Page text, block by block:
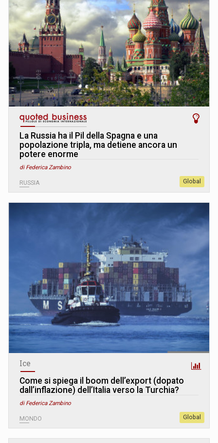
La Russia ha il Pil della Spagna e una
popolazione tripla, ma detiene ancora un
potere enorme
di Federica Zambino
RUSSIA Global
Ice
Come si spiega il boom dell’export (dopato
dall’inflazione) dell’Italia verso la Turchia?
di Federica Zambino
MONDO Global